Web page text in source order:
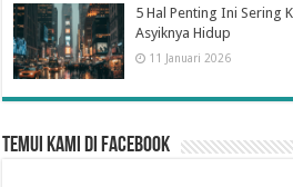
5 Hal Penting Ini Sering
Asyiknya Hidup
11 Januari 2026
Temui Kami di Facebook